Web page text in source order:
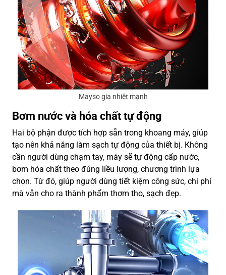
Mayso gia nhiệt mạnh
Bơm nước và hóa chất tự động
Hai bộ phận được tích hợp sẵn trong khoang máy, giúp
tạo nên khả năng làm sạch tự động của thiết bị. Không
cần người dùng chạm tay, máy sẽ tự động cấp nước,
bơm hóa chất theo đúng liều lượng, chương trình lựa
chọn. Từ đó, giúp người dùng tiết kiệm công sức, chi phí
mà vẫn cho ra thành phẩm thơm tho, sạch đẹp.